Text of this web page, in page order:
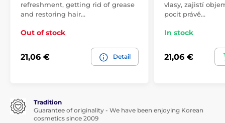
refreshment, getting rid of grease
and restoring hair…
Out of stock
21,06 € Detail
vlasy, zajistí
pocit právě…
In stock
21,06 €
Tradition
Guarantee of originality - We have been enjoying Korean
cosmetics since 2009